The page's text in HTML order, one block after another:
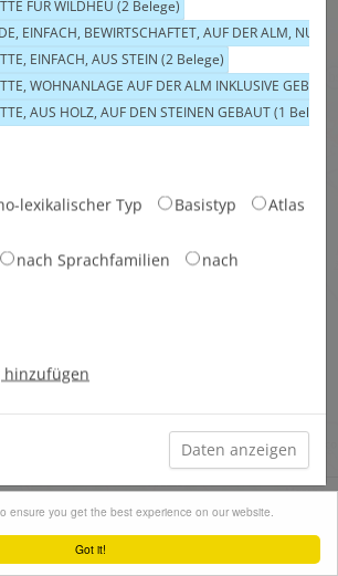
Got it!
ensure you get the best experience on our website.
(130 Belege)
Typ
Belege)
Typ
Belege)
TypAlp(e)
TypAlp(e)
Typ
(gem.)
Typ
Belege)
TypAlphütte
(gem. n.)(1 Beleg)
Typ
Menü schließen
FÜR WILDHEU (2 Belege)
EINFACH, BEWIRTSCHAFTET, AUF DER ALM, NUR
EINFACH, AUS STEIN (2 Belege)
WOHNANLAGE AUF DER ALM INKLUSIVE
AUS HOLZ, AUF DEN STEINEN GEBAUT (1 Beleg)
lexikalischer Typ Basistyp
Atlas
nach Sprachfamilien nach